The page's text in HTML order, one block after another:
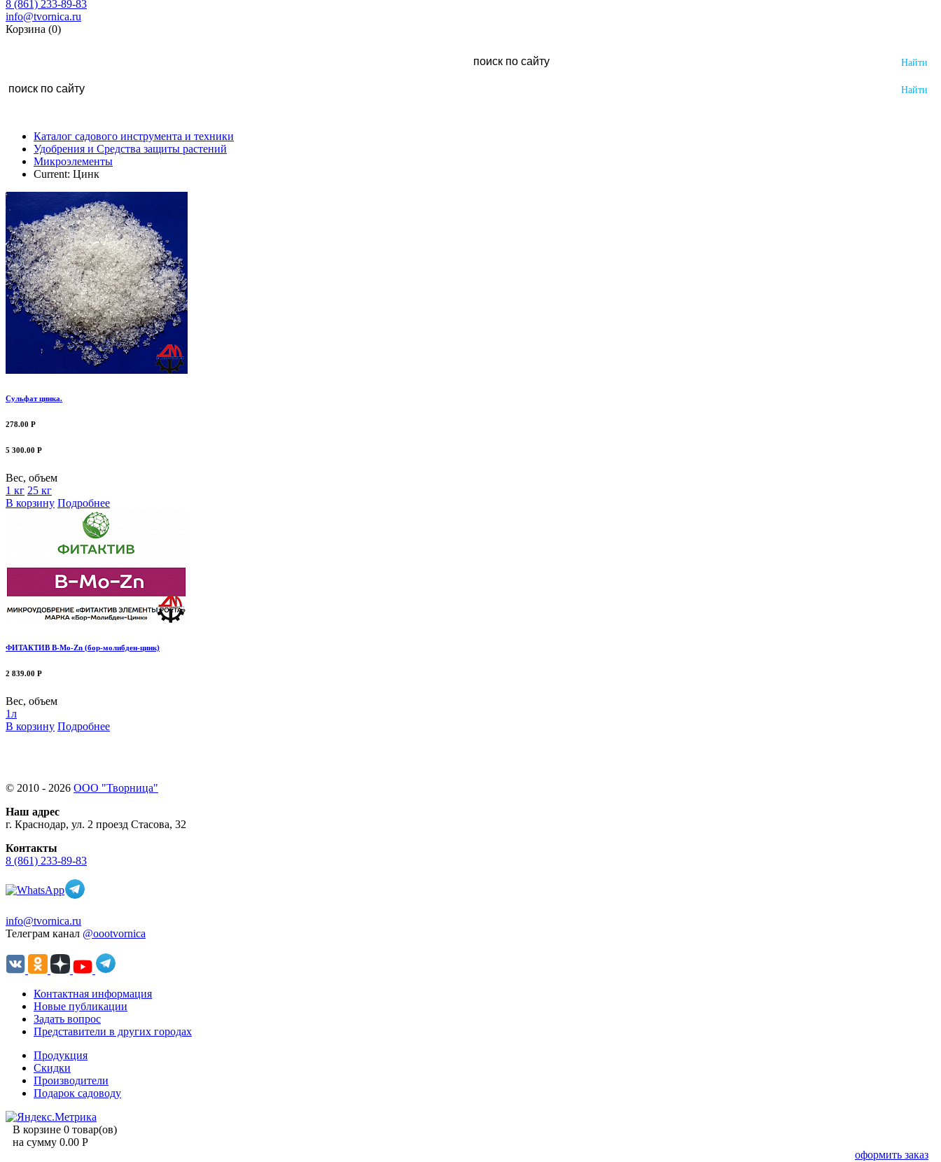
8 (861) 233-89-83
info@tvornica.ru
Корзина (0)
Каталог садового инструмента и техники
Удобрения и Средства защиты растений
Микроэлементы
Current: Цинк
Сульфат цинка.
278.00 Р
5 300.00 Р
Вес, объем
1 кг 25 кг
В корзину Подробнее
ФИТАКТИВ В-Мо-Zn (бор-молибден-цинк)
2 839.00 Р
Вес, объем
1л
В корзину Подробнее
© 2010 - 2026 ООО "Творница"
Наш адрес
г. Краснодар, ул. 2 проезд Стасова, 32
Контакты
8 (861) 233-89-83
info@tvornica.ru
Телеграм канал @oootvornica
Контактная информация
Новые публикации
Задать вопрос
Представители в других городах
Продукция
Скидки
Производители
Подарок садоводу
В корзине 0 товар(ов)
на сумму 0.00 Р
оформить заказ